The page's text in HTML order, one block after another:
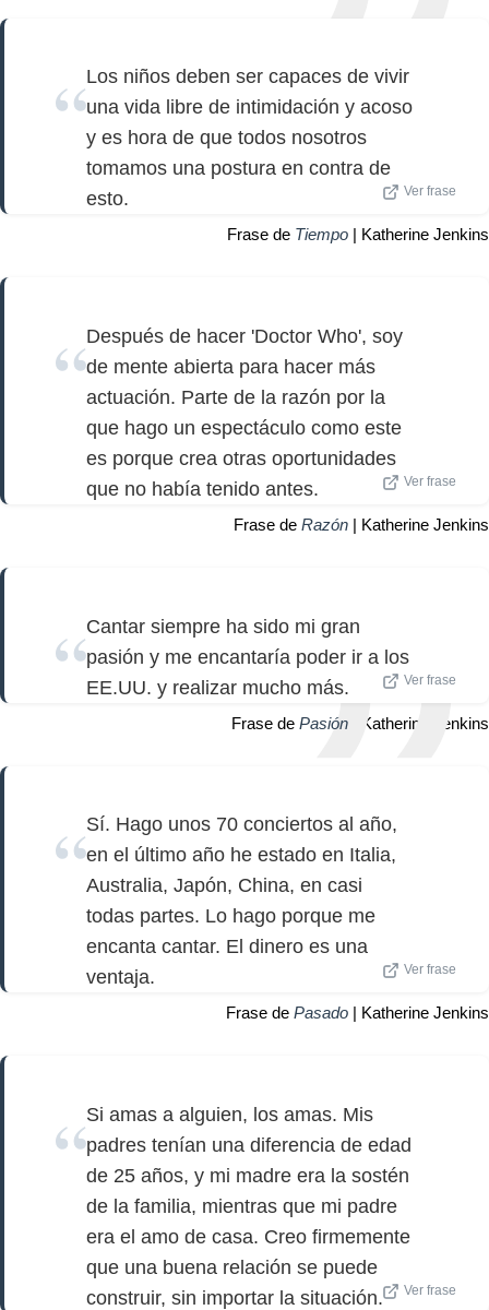
Los niños deben ser capaces de vivir
una vida libre de intimidación y acoso
y es hora de que todos nosotros
tomamos una postura en contra de
esto.
Ver frase
Frase de Tiempo | Katherine Jenkins
Después de hacer 'Doctor Who', soy
de mente abierta para hacer más
actuación. Parte de la razón por la
que hago un espectáculo como este
es porque crea otras oportunidades
que no había tenido antes.
Ver frase
Frase de Razón | Katherine Jenkins
Cantar siempre ha sido mi gran
pasión y me encantaría poder ir a los
EE.UU. y realizar mucho más.
Ver frase
Frase de Pasión | Katherine Jenkins
Sí. Hago unos 70 conciertos al año,
en el último año he estado en Italia,
Australia, Japón, China, en casi
todas partes. Lo hago porque me
encanta cantar. El dinero es una
ventaja.
Ver frase
Frase de Pasado | Katherine Jenkins
Si amas a alguien, los amas. Mis
padres tenían una diferencia de edad
de 25 años, y mi madre era la sostén
de la familia, mientras que mi padre
era el amo de casa. Creo firmemente
que una buena relación se puede
construir, sin importar la situación.
Ver frase